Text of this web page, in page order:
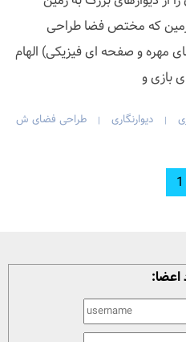
که مختص فضا طراحی
مهره و صفحه ای فیزیکی) الهام
بازی و
| دیوارنگاری | طراحی فضای ش
1
اعضا: